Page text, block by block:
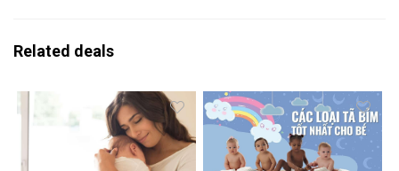
Related deals